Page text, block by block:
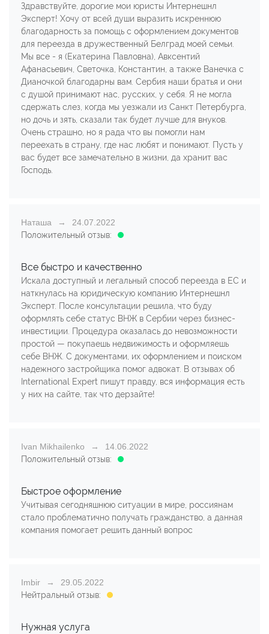
Здравствуйте, дорогие мои юристы Интернешнл
Эксперт! Хочу от всей души выразить искреннюю
благодарность за помощь с оформлением документов
для переезда в дружественный Белград моей семьи.
Мы все - я (Екатерина Павловна), Авксентий
Афанасьевич, Светочка, Константин, а также Ванечка с
Дианочкой благодарны вам. Сербия наши братья и они
с душой принимают нас, русских, у себя. Я не могла
сдержать слез, когда мы уезжали из Санкт Петербурга,
но дочь и зять, сказали так будет лучше для внуков.
Очень страшно, но я рада что вы помогли нам
переехать в страну, где нас любят и понимают. Пусть у
вас будет все замечательно в жизни, да хранит вас
Господь.
Наташа
24.07.2022
Положительный отзыв:
Все быстро и качественно
Искала доступный и легальный способ переезда в ЕС и
наткнулась на юридическую компанию Интернешнл
Эксперт. После консультации решила, что буду
оформлять себе статус ВНЖ в Сербии через бизнес-
инвестиции. Процедура оказалась до невозможности
простой — покупаешь недвижимость и оформляешь
себе ВНЖ. С документами, их оформлением и поиском
надежного застройщика помог адвокат. В отзывах об
International Expert пишут правду, вся информация есть
у них на сайте, так что дерзайте!
Ivan Mikhailenko
14.06.2022
Положительный отзыв:
Быстрое оформление
Учитывая сегодняшнюю ситуации в мире, россиянам
стало проблематично получать гражданство, а данная
компания помогает решить данный вопрос
Imbir
29.05.2022
Нейтральный отзыв:
Нужная услуга